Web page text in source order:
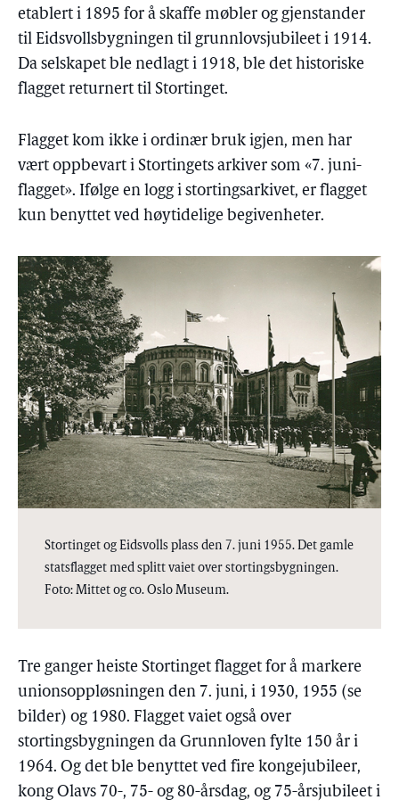
etablert i 1895 for å skaffe møbler og gjenstander
til Eidsvollsbygningen til grunnlovsjubileet i 1914.
Da selskapet ble nedlagt i 1918, ble det historiske
flagget returnert til Stortinget.
Flagget kom ikke i ordinær bruk igjen, men har
vært oppbevart i Stortingets arkiver som «7. juni-
flagget». Ifølge en logg i stortingsarkivet, er flagget
kun benyttet ved høytidelige begivenheter.
Stortinget og Eidsvolls plass den 7. juni 1955. Det gamle
statsflagget med splitt vaiet over stortingsbygningen.
Foto: Mittet og co. Oslo Museum.
Tre ganger heiste Stortinget flagget for å markere
unionsoppløsningen den 7. juni, i 1930, 1955 (se
bilder) og 1980. Flagget vaiet også over
stortingsbygningen da Grunnloven fylte 150 år i
1964. Og det ble benyttet ved fire kongejubileer,
kong Olavs 70-, 75- og 80-årsdag, og 75-årsjubileet i